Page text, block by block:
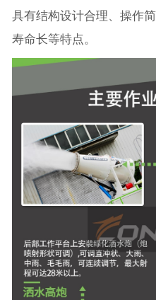
具有结构设计合理、操作
寿命长等特点。